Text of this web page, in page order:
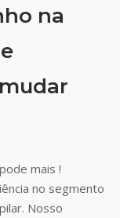
na
mais !
no segmento
Nosso